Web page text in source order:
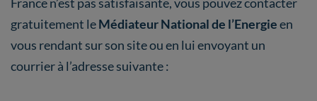
gratuitement leMédiateur National de l’Energieen
vous rendant sur son site ou en lui envoyant un
courrier à l’adresse suivante :